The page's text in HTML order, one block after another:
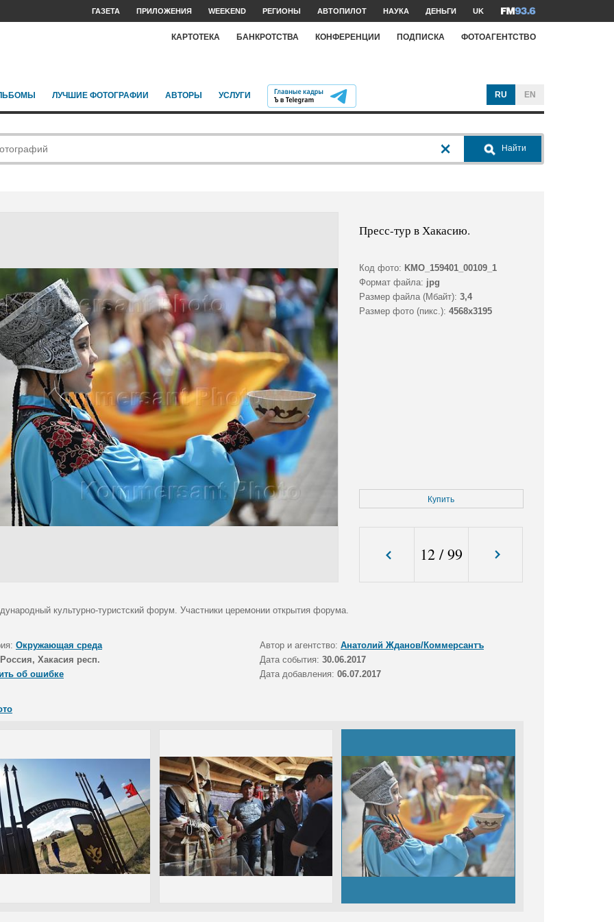
ГАЗЕТА ПРИЛОЖЕНИЯ WEEKEND РЕГИОНЫ АВТОПИЛОТ НАУКА ДЕНЬГИ UK
КАРТОТЕКА БАНКРОТСТВА КОНФЕРЕНЦИИ ПОДПИСКА ФОТОАГЕНТСТВО
ЛУЧШИЕ ФОТОГРАФИИ АВТОРЫ УСЛУГИ RU EN
Найти
Пресс-тур в Хакасию.
Код фото: KMO_159401_00109_1
Формат файла: jpg
Размер файла (Мбайт): 3,4
Размер фото (пикс.): 4568x3195
Купить
12/99
культурно-туристский форум. Участники церемонии открытия форума.
Окружающая среда Автор и агентство: Анатолий Жданов/Коммерсантъ
Россия, Хакасия респ. Дата события: 30.06.2017
об ошибке
Дата добавления: 06.07.2017